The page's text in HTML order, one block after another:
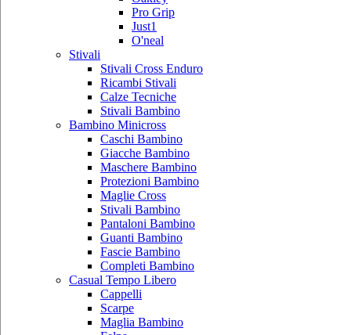
Pro Grip
Just1
O'neal
Stivali
Stivali Cross Enduro
Ricambi Stivali
Calze Tecniche
Stivali Bambino
Bambino Minicross
Caschi Bambino
Giacche Bambino
Maschere Bambino
Protezioni Bambino
Maglie Cross
Stivali Bambino
Pantaloni Bambino
Guanti Bambino
Fascie Bambino
Completi Bambino
Casual Tempo Libero
Cappelli
Scarpe
Maglia Bambino